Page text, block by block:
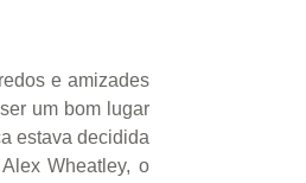
e amizades
um bom lugar
estava decidida
Wheatley, o